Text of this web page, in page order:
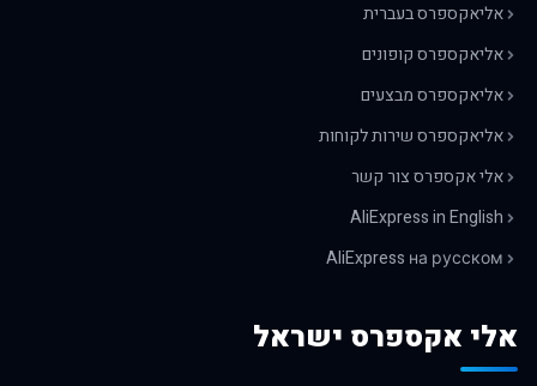
אליאקספרס בעברית
אליאקספרס קופונים
אליאקספרס מבצעים
אליאקספרס שירות לקוחות
אלי אקספרס צור קשר
AliExpress in English
AliExpress на русском
אלי אקספרס ישראל